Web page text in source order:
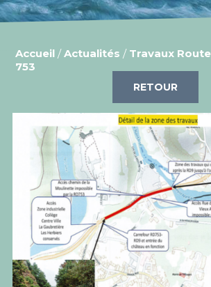
Accueil /Actualités / Travaux
753
RETOUR